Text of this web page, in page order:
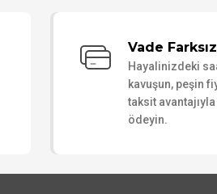
Vade
Hayalinizdeki
kavuşun, peşin
taksit
ödeyin.